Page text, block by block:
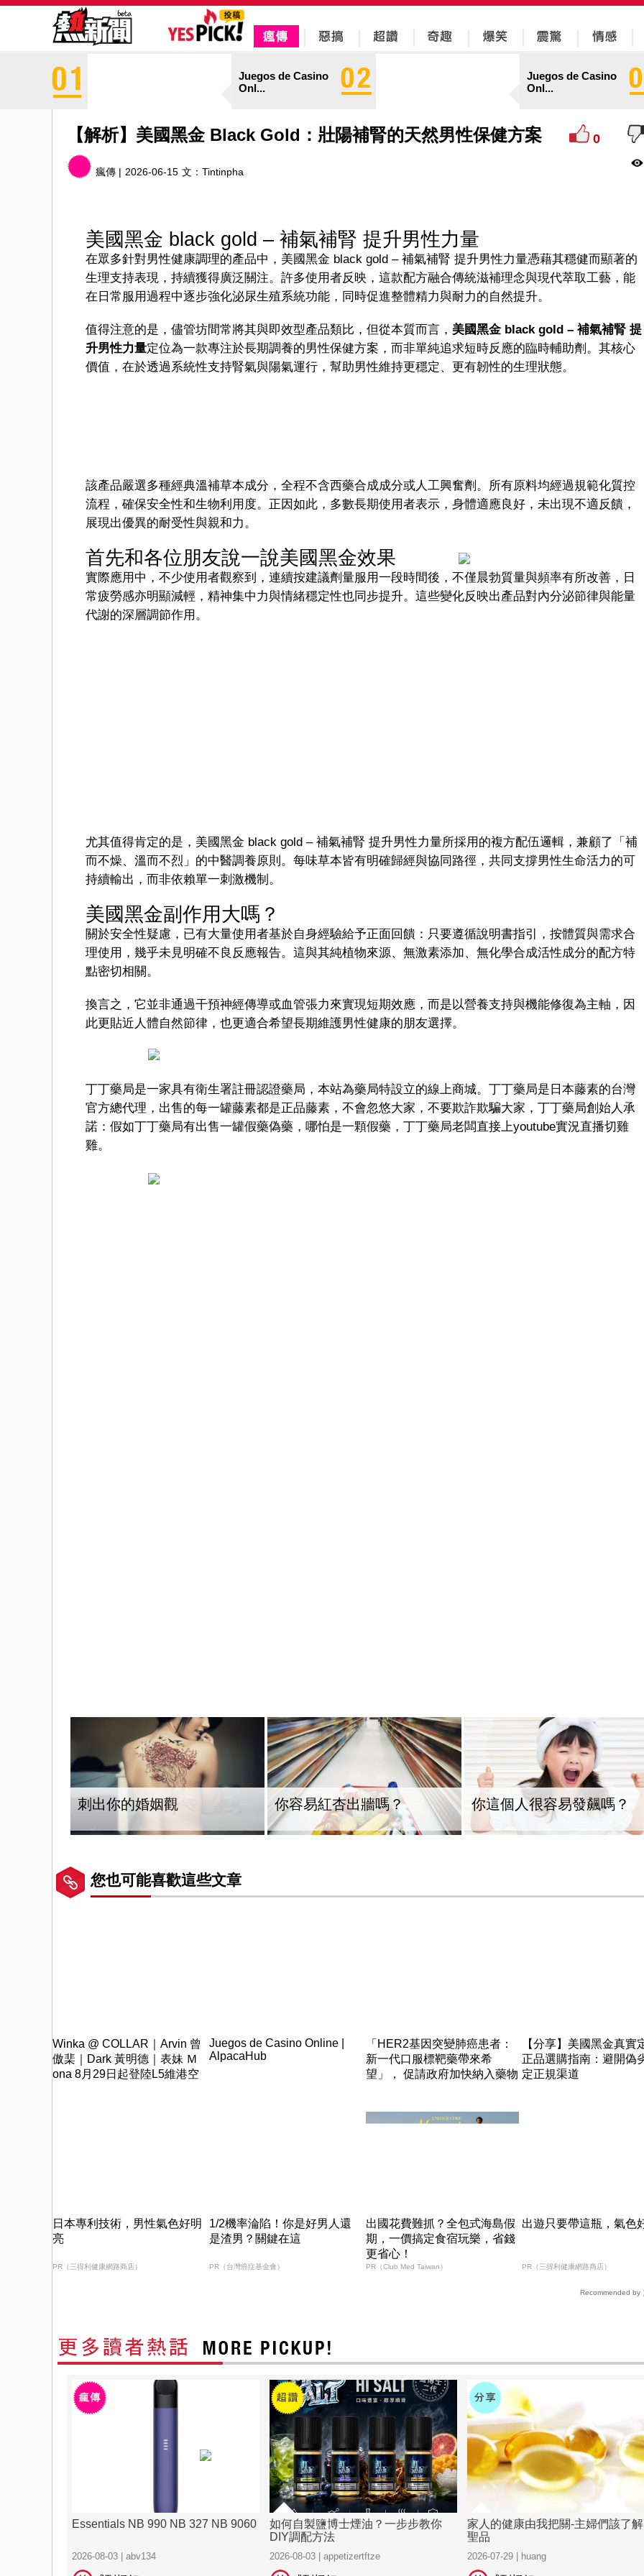
Juegos de Casino
Onl...
Juegos de Casino
Onl...
【解析】美國黑金 Black Gold：壯陽補腎的天然男性保健方案 0
瘋傳 | 2026-06-15 文： Tintinpha
美國黑金 black gold – 補氣補腎 提升男性力量
在眾多針對男性健康調理的產品中，美國黑金 black gold – 補氣補腎 提升男性力量憑藉其穩健而顯著的
生理支持表現，持續獲得廣泛關注。許多使用者反映，這款配方融合傳統滋補理念與現代萃取工藝，能
在日常服用過程中逐步強化泌尿生殖系統功能，同時促進整體精力與耐力的自然提升。
值得注意的是，儘管坊間常將其與即效型產品類比，但從本質而言， 美國黑金 black gold – 補氣補腎 提
升男性力量定位為一款專注於長期調養的男性保健方案，而非單純追求短時反應的臨時輔助劑。其核心
價值，在於透過系統性支持腎氣與陽氣運行，幫助男性維持更穩定、更有韌性的生理狀態。
該產品嚴選多種經典溫補草本成分，全程不含西藥合成成分或人工興奮劑。所有原料均經過規範化質控
流程，確保安全性和生物利用度。正因如此，多數長期使用者表示，身體適應良好，未出現不適反饋，
展現出優異的耐受性與親和力。
首先和各位朋友說一說美國黑金效果
實際應用中，不少使用者觀察到，連續按建議劑量服用一段時間後，不僅晨勃質量與頻率有所改善，日
常疲勞感亦明顯減輕，精神集中力與情緒穩定性也同步提升。這些變化反映出產品對內分泌節律與能量
代謝的深層調節作用。
尤其值得肯定的是，美國黑金 black gold – 補氣補腎 提升男性力量所採用的複方配伍邏輯，兼顧了「補
而不燥、溫而不烈」的中醫調養原則。每味草本皆有明確歸經與協同路徑，共同支撐男性生命活力的可
持續輸出，而非依賴單一刺激機制。
美國黑金副作用大嗎？
關於安全性疑慮，已有大量使用者基於自身經驗給予正面回饋：只要遵循說明書指引，按體質與需求合
理使用，幾乎未見明確不良反應報告。這與其純植物來源、無激素添加、無化學合成活性成分的配方特
點密切相關。
換言之，它並非通過干預神經傳導或血管張力來實現短期效應，而是以營養支持與機能修復為主軸，因
此更貼近人體自然節律，也更適合希望長期維護男性健康的朋友選擇。
丁丁藥局是一家具有衛生署註冊認證藥局，本站為藥局特設立的線上商城。丁丁藥局是日本藤素的台灣
官方總代理，出售的每一罐藤素都是正品藤素，不會忽悠大家，不要欺詐欺騙大家，丁丁藥局創始人承
諾：假如丁丁藥局有出售一罐假藥偽藥，哪怕是一顆假藥，丁丁藥局老闆直接上youtube實況直播切雞
雞。
刺出你的婚姻觀 你容易紅杏出牆嗎？ 你這個人很容易發飆嗎？
您也可能喜歡這些文章
Winka @ COLLAR｜Arvin 曾
傲棐｜Dark 黃明德｜表妹 Ｍ
ona 8月29日起登陸L5維港空
Juegos de Casino Online |
AlpacaHub
「HER2基因突變肺癌患者：
新一代口服標靶藥帶來希
望」， 促請政府加快納入藥物
【分享】美國黑金真實
正品選購指南：避開偽
定正規渠道
日本專利技術，男性氣色好明
亮
PR（三得利健康網路商店）
1/2機率淪陷！你是好男人還
是渣男？關鍵在這
PR（台灣癌症基金會）
出國花費難抓？全包式海島假
期，一價搞定食宿玩樂，省錢
更省心！
PR（Club Med Taiwan）
出遊只要帶這瓶，氣色
PR（三得利健康網路商店）
Recommended by
Essentials NB 990 NB 327 NB 9060
2026-08-03 | abv134
如何自製鹽博士煙油？一步步教你
DIY調配方法
2026-08-03 | appetizertftze
家人的健康由我把關-主婦們該了
聖品
2026-07-29 | huang